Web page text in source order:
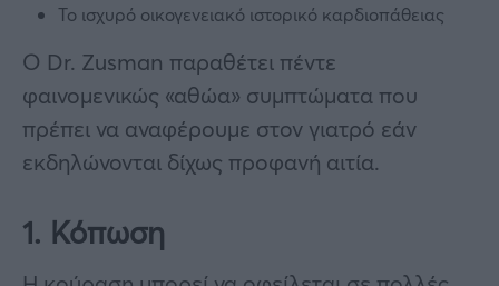
Το ισχυρό οικογενειακό ιστορικό καρδιοπάθειας
Ο Dr. Zusman παραθέτει πέντε
φαινομενικώς «αθώα» συμπτώματα που
πρέπει να αναφέρουμε στον γιατρό εάν
εκδηλώνονται δίχως προφανή αιτία.
1. Κόπωση